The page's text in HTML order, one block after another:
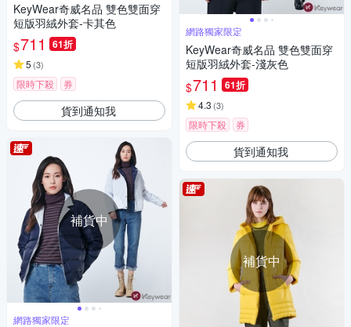
KeyWear奇威名品 雙色雙面穿
短版羽絨外套-卡其色
$711 61折
5 (3)
限時下殺 券
貨到通知我
補貨中
網路獨家限定
網路獨家限定
KeyWear奇威名品 雙色雙面穿
短版羽絨外套-淺灰色
$711 61折
4.3 (3)
限時下殺 券
貨到通知我
補貨中